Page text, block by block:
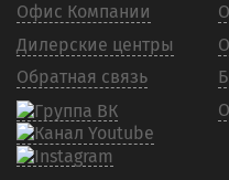
Офис Компании
Дилерские центры
Обратная связь